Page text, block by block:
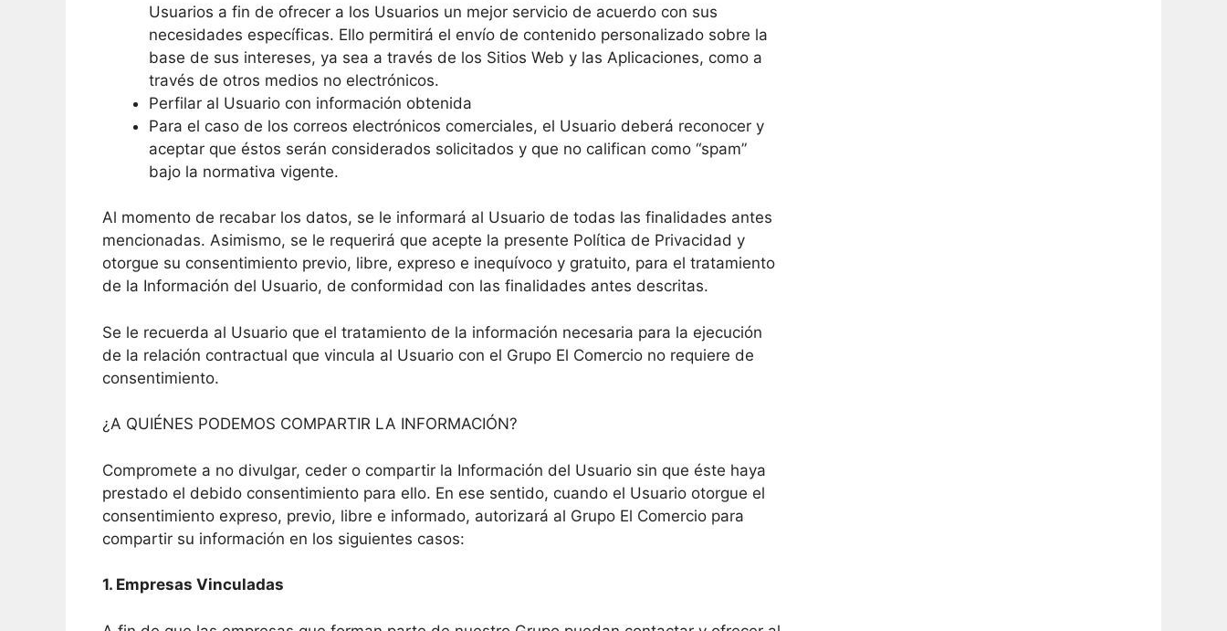
Usuarios a fin de ofrecer a los Usuarios un mejor servicio de acuerdo con sus
necesidades específicas. Ello permitirá el envío de contenido personalizado sobre la
base de sus intereses, ya sea a través de los Sitios Web y las Aplicaciones, como a
través de otros medios no electrónicos.
Perfilar al Usuario con información obtenida
Para el caso de los correos electrónicos comerciales, el Usuario deberá reconocer y
aceptar que éstos serán considerados solicitados y que no califican como “spam”
bajo la normativa vigente.
Al momento de recabar los datos, se le informará al Usuario de todas las finalidades antes
mencionadas. Asimismo, se le requerirá que acepte la presente Política de Privacidad y
otorgue su consentimiento previo, libre, expreso e inequívoco y gratuito, para el tratamiento
de la Información del Usuario, de conformidad con las finalidades antes descritas.
Se le recuerda al Usuario que el tratamiento de la información necesaria para la ejecución
de la relación contractual que vincula al Usuario con el Grupo El Comercio no requiere de
consentimiento.
¿A QUIÉNES PODEMOS COMPARTIR LA INFORMACIÓN?
Compromete a no divulgar, ceder o compartir la Información del Usuario sin que éste haya
prestado el debido consentimiento para ello. En ese sentido, cuando el Usuario otorgue el
consentimiento expreso, previo, libre e informado, autorizará al Grupo El Comercio para
compartir su información en los siguientes casos:
1. Empresas Vinculadas